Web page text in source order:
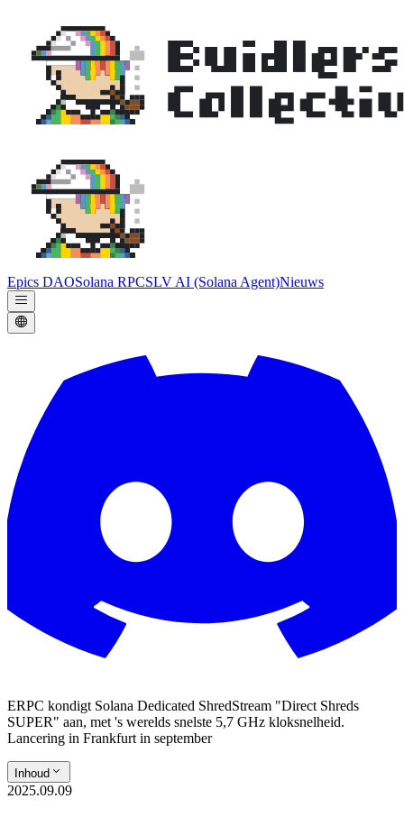
Epics DAOSolana RPCSLV AI (Solana Agent)Nieuws
ERPC kondigt Solana Dedicated ShredStream "Direct Shreds
SUPER" aan, met 's werelds snelste 5,7 GHz kloksnelheid.
Lancering in Frankfurt in september
Inhoud
2025.09.09